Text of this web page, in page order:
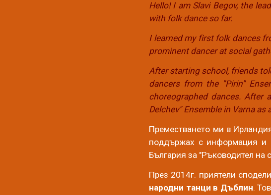
Hello! I am Slavi Begov, the
with folk dance so far.
I learned my first folk dances
prominent dancer at social
After starting school, friends
dancers from the "Pirin"
choreographed dances. After
Delchev" Ensemble in Varna
Преместването ми в
поддържах с информация и
България за "Ръководител на
През 2014г. приятели
народни танци в Дъблин.